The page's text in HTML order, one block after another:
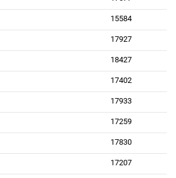
15584
17927
18427
17402
17933
17259
17830
17207